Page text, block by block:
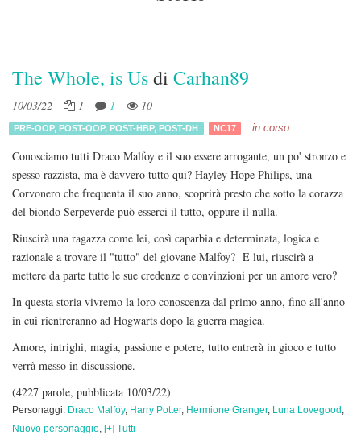
The Whole, is Usdi Carhan89
10/03/22 1 1 10
PRE-OOP,POST-OOP,POST-HBP,POST-DH NC17 in corso
Conosciamo tutti Draco Malfoy e il suo essere arrogante, un po' stronzo e
spesso razzista, ma è davvero tutto qui? Hayley Hope Philips, una
Corvonero che frequenta il suo anno, scoprirà presto che sotto la corazza
del biondo Serpeverde può esserci il tutto, oppure il nulla.
Riuscirà una ragazza come lei, così caparbia e determinata, logica e
razionale a trovare il "tutto" del giovane Malfoy? E lui, riuscirà a
mettere da parte tutte le sue credenze e convinzioni per un amore vero?
In questa storia vivremo la loro conoscenza dal primo anno, fino all'anno
in cui rientreranno ad Hogwarts dopo la guerra magica.
Amore, intrighi, magia, passione e potere, tutto entrerà in gioco e tutto
verrà messo in discussione.
(4227 parole, pubblicata 10/03/22)
Personaggi: Draco Malfoy, Harry Potter, Hermione Granger, Luna Lovegood ,
Nuovo personaggio, [+] Tutti